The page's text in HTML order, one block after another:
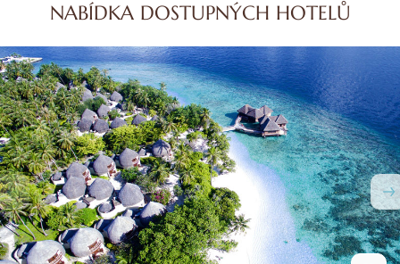
NABÍDKA DOSTUPNÝCH HOTELŮ